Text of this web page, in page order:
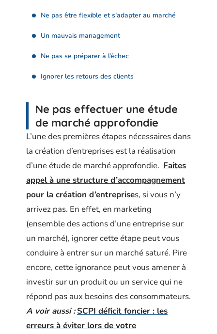
Ne pas être flexible et s’adapter au marché
Un mauvais management
Ne pas se préparer à l’échec
Ignorer les retours des clients
Ne pas effectuer une étude
de marché approfondie
L’une des premières étapes nécessaires dans
la création d’entreprises est la réalisation
d’une étude de marché approfondie. Faites
appel à une structure d’accompagnement
pour la création d’entreprises, si vous n’y
arrivez pas. En effet, en marketing
(ensemble des actions d’une entreprise sur
un marché), ignorer cette étape peut vous
conduire à entrer sur un marché saturé. Pire
encore, cette ignorance peut vous amener à
investir sur un produit ou un service qui ne
répond pas aux besoins des consommateurs.
A voir aussi : SCPI déficit foncier : les
erreurs à éviter lors de votre